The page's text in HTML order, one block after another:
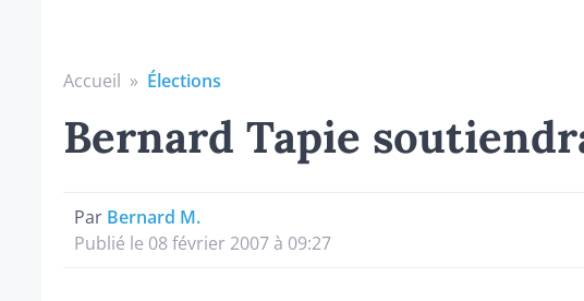
Accueil » Élections
Bernard Tapie
Par Bernard M.
Publié le 08 février 2007 à 09:27